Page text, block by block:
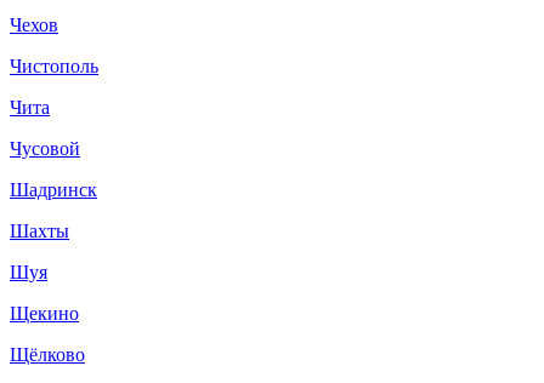
Чехов
Чистополь
Чита
Чусовой
Шадринск
Шахты
Шуя
Щекино
Щёлково